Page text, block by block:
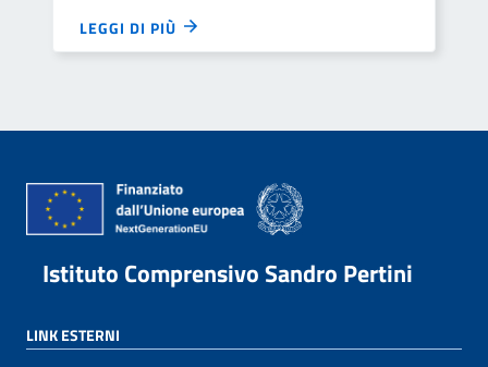
LEGGI DI PIÙ
Istituto Comprensivo Sandro Pertini
LINK ESTERNI